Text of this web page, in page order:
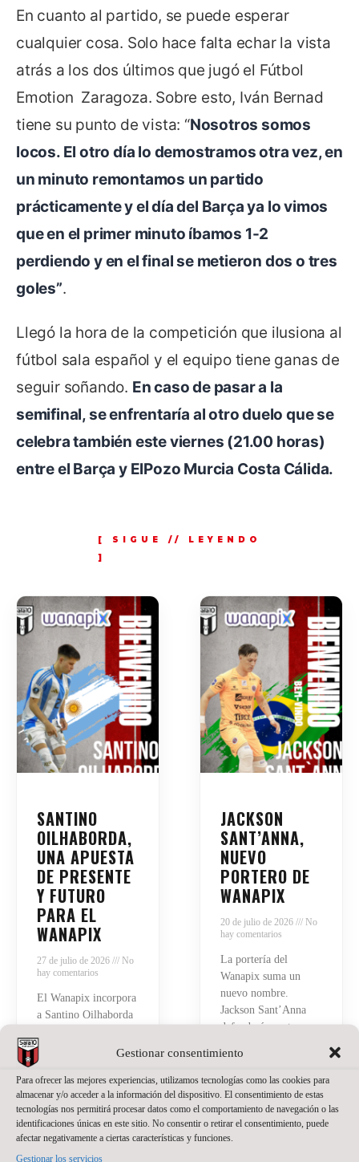
Gestionar consentimiento
Para ofrecer las mejores experiencias, utilizamos tecnologías como las cookies para
almacenar y/o acceder a la información del dispositivo. El consentimiento de estas
tecnologías nos permitirá procesar datos como el comportamiento de navegación o las
identificaciones únicas en este sitio. No consentir o retirar el consentimiento, puede
afectar negativamente a ciertas características y funciones.
Gestionar los servicios
En cuanto al partido, se puede esperar
cualquier cosa. Solo hace falta echar la vista
atrás a los dos últimos que jugó el Fútbol
Emotion Zaragoza. Sobre esto, Iván Bernad
tiene su punto de vista: “Nosotros somos
locos. El otro día lo demostramos otra vez, en
un minuto remontamos un partido
prácticamente y el día del Barça ya lo vimos
que en el primer minuto íbamos 1-2
perdiendo y en el final se metieron dos o tres
goles”.
Llegó la hora de la competición que ilusiona al
fútbol sala español y el equipo tiene ganas de
seguir soñando. En caso de pasar a la
semifinal, se enfrentaría al otro duelo que se
celebra también este viernes (21.00 horas)
entre el Barça y ElPozo Murcia Costa Cálida.
SANTINO
OILHABORDA,
UNA APUESTA
DE PRESENTE
Y FUTURO
PARA EL
WANAPIX
27 de julio de 2026
No
hay comentarios
El Wanapix incorpora
a Santino Oilhaborda
2026/27. El ala
diestro argentino llega
procedente de Ferro y
afrontará en Zaragoza
su primera
experiencia en el
JACKSON
SANT’ANNA,
NUEVO
PORTERO DE
WANAPIX
20 de julio de 2026
No
hay comentarios
La portería del
Wanapix suma un
nuevo nombre.
Jackson Sant’Anna
defenderá nuestra
temporada del regreso
a Primera División.
El brasileño, de 23
años, llega a Zaragoza
después de varias
temporadas